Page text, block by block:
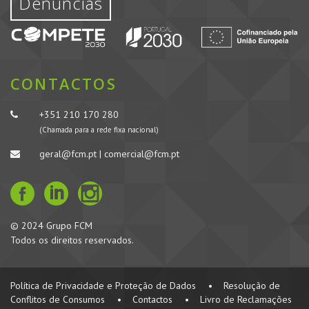
CONTACTOS
+351 210 170 280
(Chamada para a rede fixa nacional)
geral@fcm.pt | comercial@fcm.pt
© 2024 Grupo FCM
Todos os direitos reservados.
Política de Privacidade e Proteção de Dados •
Resolução de
Conflitos de Consumos
• Contactos • Livro de Reclamações